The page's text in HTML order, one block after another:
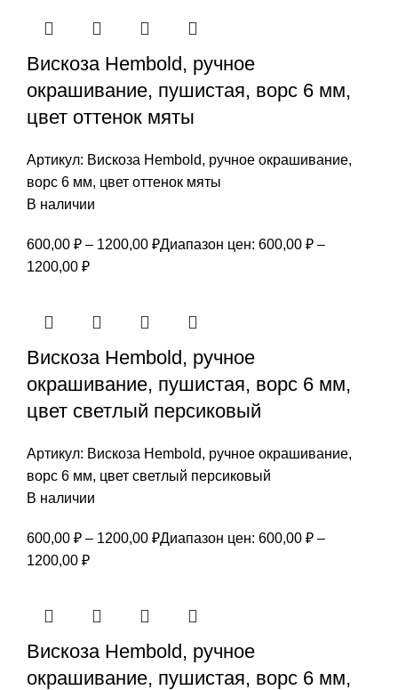
Вискоза Hembold, ручное
окрашивание, пушистая, ворс 6 мм,
цвет оттенок мяты
Артикул: Вискоза Hembold, ручное окрашивание,
ворс 6 мм, цвет оттенок мяты
В наличии
600,00 ₽ – 1200,00 ₽Диапазон цен: 600,00 ₽ –
1200,00 ₽
Вискоза Hembold, ручное
окрашивание, пушистая, ворс 6 мм,
цвет светлый персиковый
Артикул: Вискоза Hembold, ручное окрашивание,
ворс 6 мм, цвет светлый персиковый
В наличии
600,00 ₽ – 1200,00 ₽Диапазон цен: 600,00 ₽ –
1200,00 ₽
Вискоза Hembold, ручное
окрашивание, пушистая, ворс 6 мм,